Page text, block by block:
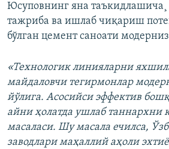
Юсуповнинг яна
тажриба ва ишлаб чиқариш
бўлган цемент саноати
«Технологик линияларни
майдаловчи тегирмонлар
йўлига. Асосийси эффектив
айни ҳолатда ушлаб таннархни
масаласи. Шу масала ечилса,
заводлари маҳаллий аҳоли